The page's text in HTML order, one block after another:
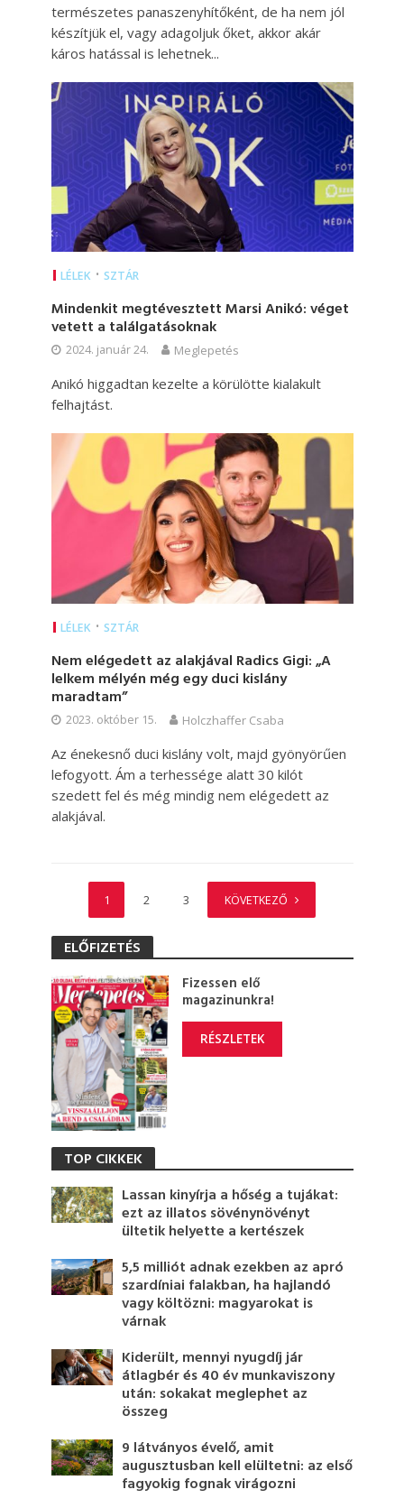
természetes panaszenyhítőként, de ha nem jól
készítjük el, vagy adagoljuk őket, akkor akár
káros hatással is lehetnek...
LÉLEK • SZTÁR
Mindenkit megtévesztett Marsi Anikó: véget
vetett a találgatásoknak
2024. január 24. Meglepetés
Anikó higgadtan kezelte a körülötte kialakult
felhajtást.
LÉLEK • SZTÁR
Nem elégedett az alakjával Radics Gigi: „A
lelkem mélyén még egy duci kislány
maradtam”
2023. október 15. Holczhaffer Csaba
Az énekesnő duci kislány volt, majd gyönyörűen
lefogyott. Ám a terhessége alatt 30 kilót
szedett fel és még mindig nem elégedett az
alakjával.
1 2 3 KÖVETKEZŐ
ELŐFIZETÉS
Fizessen elő
magazinunkra!
RÉSZLETEK
TOP CIKKEK
Lassan kinyírja a hőség a tujákat:
ezt az illatos sövénynövényt
ültetik helyette a kertészek
5,5 milliót adnak ezekben az apró
szardíniai falakban, ha hajlandó
vagy költözni: magyarokat is
várnak
Kiderült, mennyi nyugdíj jár
átlagbér és 40 év munkaviszony
után: sokakat meglephet az
összeg
9 látványos évelő, amit
augusztusban kell elültetni: az első
fagyokig fognak virágozni